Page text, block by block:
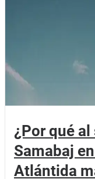
¿Por qué
Samabaj
Atlántida